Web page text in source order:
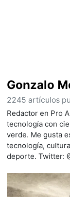
Gonzalo
2245 artículos
Redactor en Pro
tecnología con
verde. Me gusta
tecnología,
deporte. Twitter: